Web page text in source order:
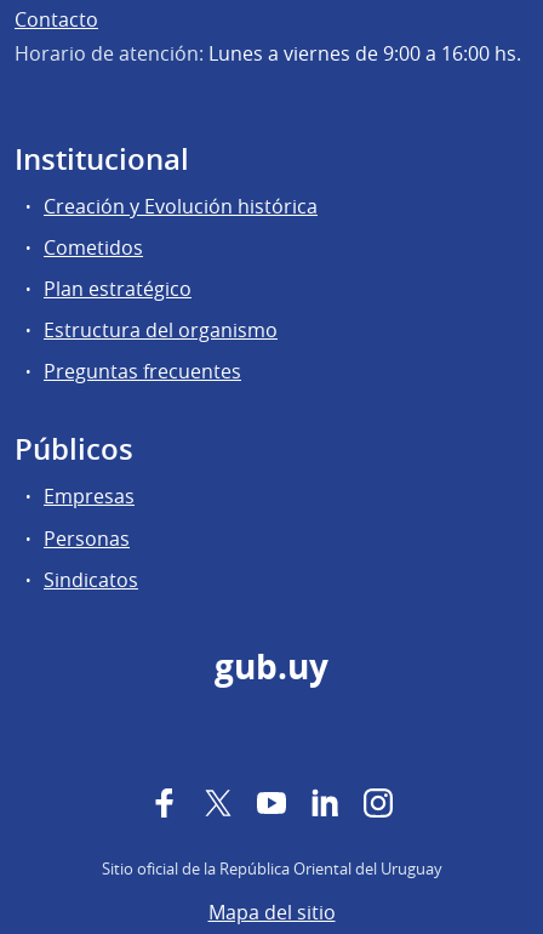
Contacto
Horario de atención: Lunes a viernes de 9:00 a 16:00 hs.
Institucional
Creación y Evolución histórica
Cometidos
Plan estratégico
Estructura del organismo
Preguntas frecuentes
Públicos
Empresas
Personas
Sindicatos
gub.uy
FacebookTwitterYouTubeLinkedInInstagram
Sitio oficial de la República Oriental del Uruguay
Mapa del sitio